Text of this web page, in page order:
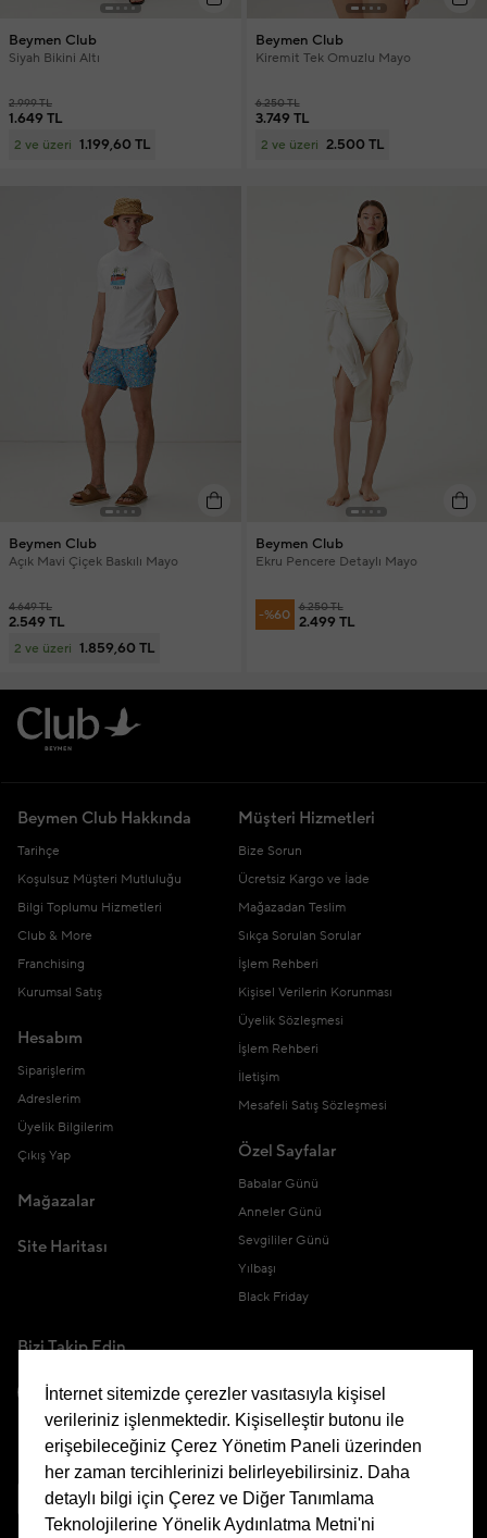
Beymen Club
Siyah Bikini Altı
2.999 TL
1.649 TL
2 ve üzeri 1.199,60 TL
Beymen Club
Kiremit Tek Omuzlu Mayo
6.250 TL
3.749 TL
2 ve üzeri 2.500 TL
Beymen Club
Açık Mavi Çiçek Baskılı Mayo
4.649 TL
2.549 TL
2 ve üzeri 1.859,60 TL
Beymen Club
Ekru Pencere Detaylı Mayo
-%60 6.250 TL
2.499 TL
Beymen Club Hakkında
Tarihçe
Koşulsuz Müşteri Mutluluğu
Bilgi Toplumu Hizmetleri
Club & More
Franchising
Kurumsal Satış
Hesabım
Siparişlerim
Adreslerim
Üyelik Bilgilerim
Çıkış Yap
Mağazalar
Site Haritası
Müşteri Hizmetleri
Bize Sorun
Ücretsiz Kargo ve İade
Mağazadan Teslim
Sıkça Sorulan Sorular
İşlem Rehberi
Kişisel Verilerin Korunması
Üyelik Sözleşmesi
İşlem Rehberi
İletişim
Mesafeli Satış Sözleşmesi
Özel Sayfalar
Babalar Günü
Anneler Günü
Sevgililer Günü
Yılbaşı
Black Friday
Bizi Takip Edin
Uygulamamızı İndirin
İnternet sitemizde çerezler vasıtasıyla kişisel
verileriniz işlenmektedir. Kişiselleştir butonu ile
erişebileceğiniz Çerez Yönetim Paneli üzerinden
her zaman tercihlerinizi belirleyebilirsiniz. Daha
detaylı bilgi için Çerez ve Diğer Tanımlama
Teknolojilerine Yönelik Aydınlatma Metni'ni